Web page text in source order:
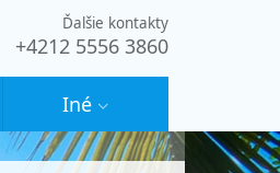
Ďalšie kontakty
+4212 5556 3860
Iné